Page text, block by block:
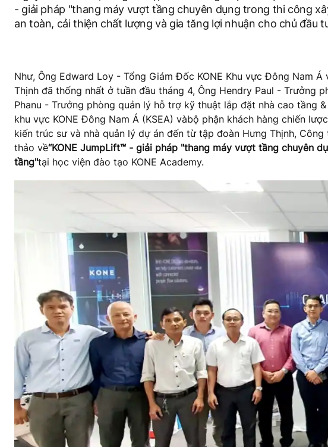
- giải pháp "thang máy vượt tầng chuyên dụng trong thi công
an toàn, cải thiện chất lượng và gia tăng lợi nhuận cho chủ đầu
Như, Ông Edward Loy - Tổng Giám Đốc KONE Khu vực Đông Nam
Thịnh đã thống nhất ở tuần đầu tháng 4, Ông Hendry Paul - Trưởng
Phanu - Trưởng phòng quản lý hỗ trợ kỹ thuật lắp đặt nhà cao tầng
khu vực KONE Đông Nam Á (KSEA) vàbộ phận khách hàng chiến
kiến trúc sư và nhà quản lý dự án đến từ tập đoàn Hưng Thịnh,
thảo về“KONE JumpLift™ - giải pháp "thang máy vượt tầng chuyên
tầng"tại học viện đào tạo KONE Academy.